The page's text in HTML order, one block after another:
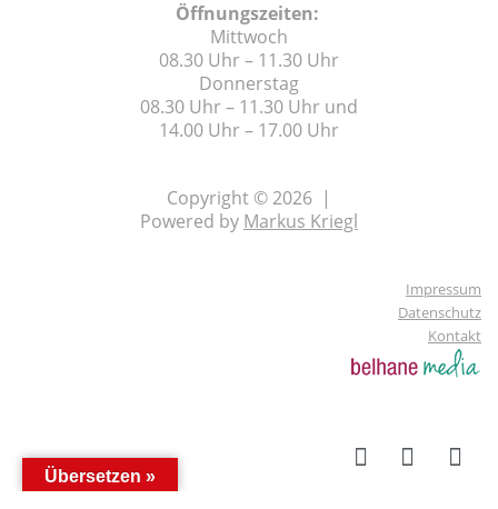
Öffnungszeiten:
Mittwoch
08.30 Uhr – 11.30 Uhr
Donnerstag
08.30 Uhr – 11.30 Uhr und
14.00 Uhr – 17.00 Uhr
Copyright © 2026 |
Powered by Markus Kriegl
Impressum
Datenschutz
Kontakt
Übersetzen »